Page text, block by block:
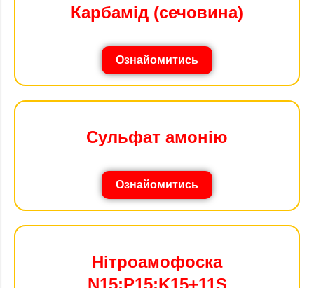
Карбамід (сечовина)
Ознайомитись
Сульфат амонію
Ознайомитись
Нітроамофоска
N15:P15:K15+11S